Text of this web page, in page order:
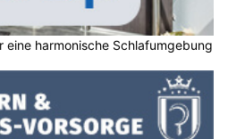
eine harmonische Schlafumgebung